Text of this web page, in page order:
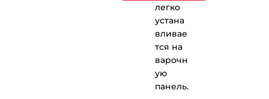
легко
устана
вливае
тся на
варочн
ую
панель.